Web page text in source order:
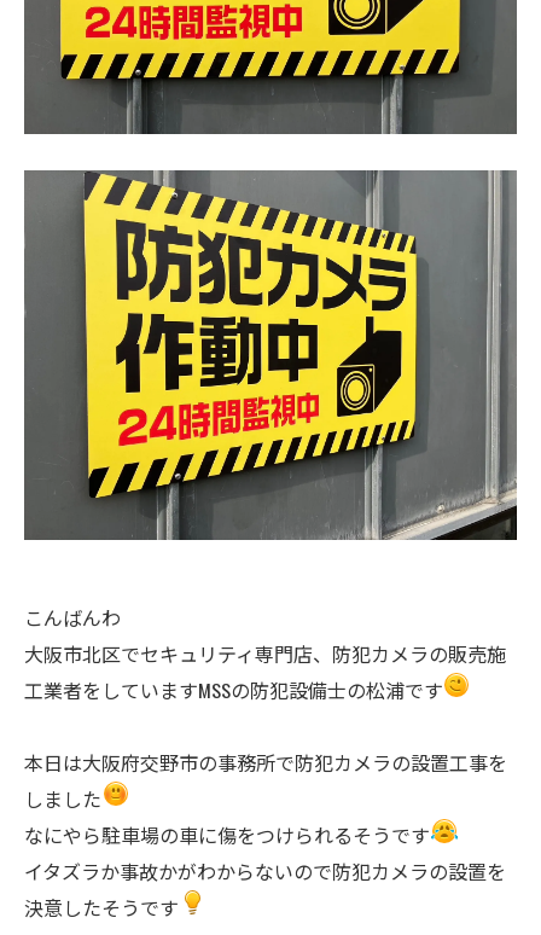
こんばんわ
大阪市北区でセキュリティ専門店、防犯カメラの販売施
工業者をしていますMSSの防犯設備士の松浦です
本日は大阪府交野市の事務所で防犯カメラの設置工事を
しました
なにやら駐車場の車に傷をつけられるそうです
イタズラか事故かがわからないので防犯カメラの設置を
決意したそうです